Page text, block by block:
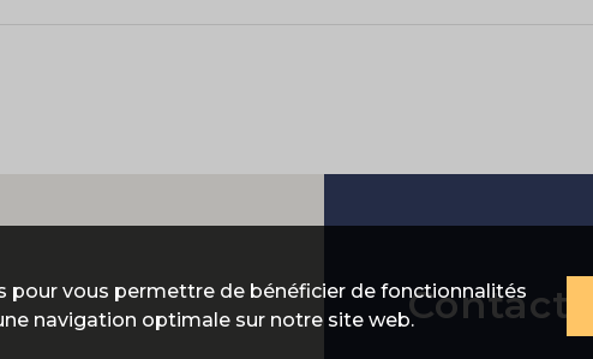
pour vous permettre de bénéficier de fonctionnalités
navigation optimale sur notre site web.Contact